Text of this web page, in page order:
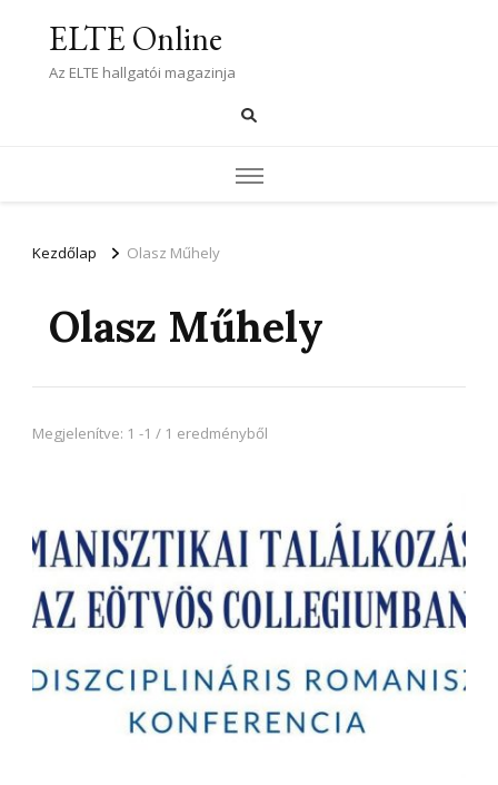
ELTE Online
Az ELTE hallgatói magazinja
Kezdőlap Olasz Műhely
Olasz Műhely
Megjelenítve: 1 -1 / 1 eredményből